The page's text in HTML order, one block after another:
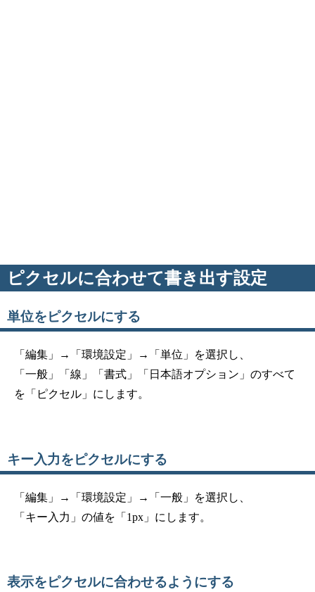
ピクセルに合わせて書き出す設定
単位をピクセルにする
「編集」→「環境設定」→「単位」を選択し、
「一般」「線」「書式」「日本語オプション」のすべて
を「ピクセル」にします。
キー入力をピクセルにする
「編集」→「環境設定」→「一般」を選択し、
「キー入力」の値を「1px」にします。
表示をピクセルに合わせるようにする